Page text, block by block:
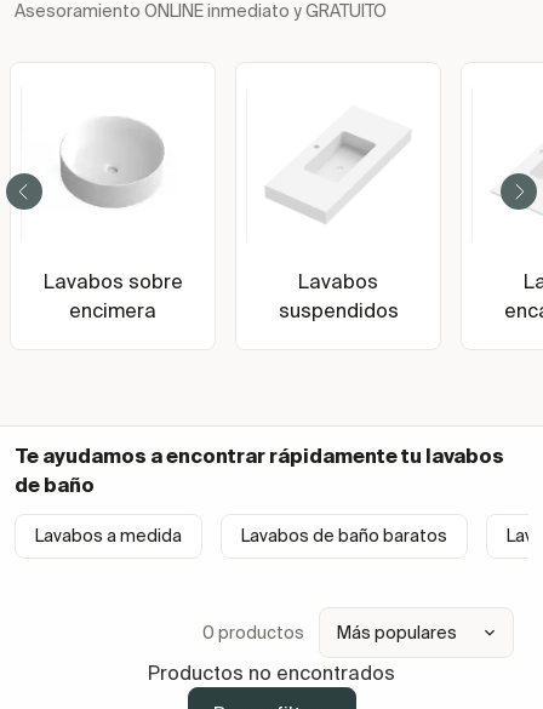
Asesoramiento ONLINE inmediato y GRATUITO
Lavabos sobre
encimera
Lavabos
suspendidos
Te ayudamos a encontrar rápidamente tu lavabos
de baño
Lavabos a medida Lavabos de baño baratos
0 productos
Productos no encontrados